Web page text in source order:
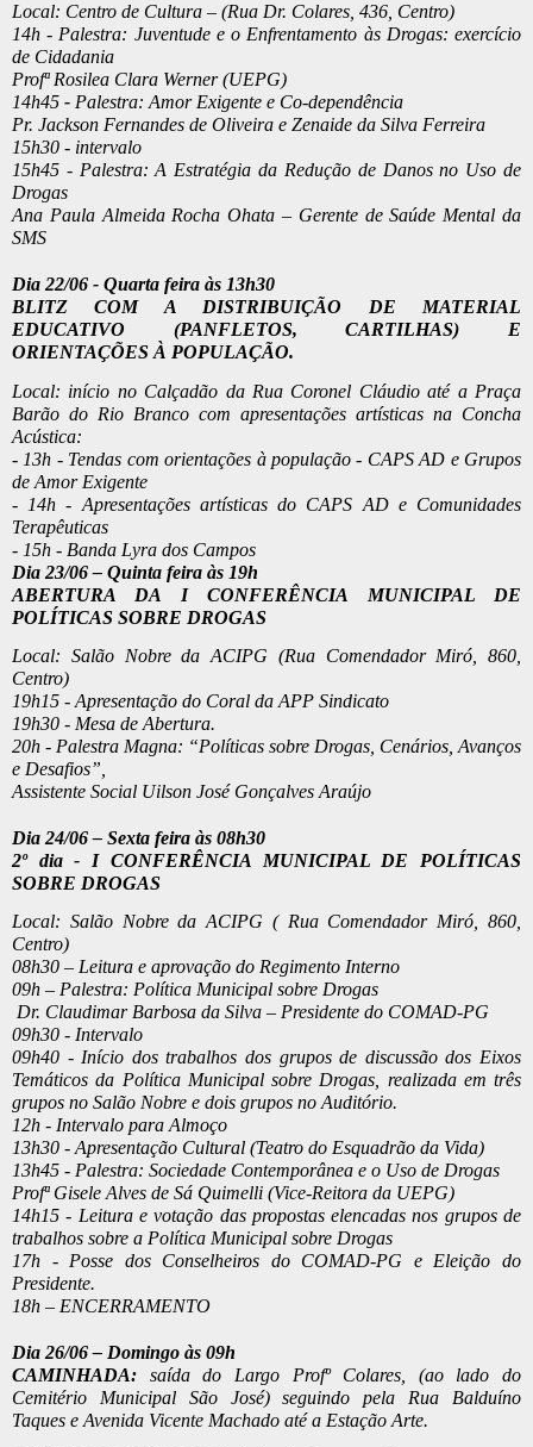
Local: Centro de Cultura – (Rua Dr. Colares, 436, Centro)
14h - Palestra: Juventude e o Enfrentamento às Drogas: exercício
de Cidadania
Profª Rosilea Clara Werner (UEPG)
14h45 - Palestra: Amor Exigente e Co-dependência
Pr. Jackson Fernandes de Oliveira e Zenaide da Silva Ferreira
15h30 - intervalo
15h45 - Palestra: A Estratégia da Redução de Danos no Uso de
Drogas
Ana Paula Almeida Rocha Ohata – Gerente de Saúde Mental da
SMS
Dia 22/06 - Quarta feira às 13h30
BLITZ COM A DISTRIBUIÇÃO DE MATERIAL
EDUCATIVO (PANFLETOS, CARTILHAS) E
ORIENTAÇÕES À POPULAÇÃO.
Local: início no Calçadão da Rua Coronel Cláudio até a Praça
Barão do Rio Branco com apresentações artísticas na Concha
Acústica:
- 13h - Tendas com orientações à população - CAPS AD e Grupos
de Amor Exigente
- 14h - Apresentações artísticas do CAPS AD e Comunidades
Terapêuticas
- 15h - Banda Lyra dos Campos
Dia 23/06 – Quinta feira às 19h
ABERTURA DA I CONFERÊNCIA MUNICIPAL DE
POLÍTICAS SOBRE DROGAS
Local: Salão Nobre da ACIPG (Rua Comendador Miró, 860,
Centro)
19h15 - Apresentação do Coral da APP Sindicato
19h30 - Mesa de Abertura.
20h - Palestra Magna: “Políticas sobre Drogas, Cenários, Avanços
e Desafios”,
Assistente Social Uilson José Gonçalves Araújo
Dia 24/06 – Sexta feira às 08h30
2º dia - I CONFERÊNCIA MUNICIPAL DE POLÍTICAS
SOBRE DROGAS
Local: Salão Nobre da ACIPG ( Rua Comendador Miró, 860,
Centro)
08h30 – Leitura e aprovação do Regimento Interno
09h – Palestra: Política Municipal sobre Drogas
Dr. Claudimar Barbosa da Silva – Presidente do COMAD-PG
09h30 - Intervalo
09h40 - Início dos trabalhos dos grupos de discussão dos Eixos
Temáticos da Política Municipal sobre Drogas, realizada em três
grupos no Salão Nobre e dois grupos no Auditório.
12h - Intervalo para Almoço
13h30 - Apresentação Cultural (Teatro do Esquadrão da Vida)
13h45 - Palestra: Sociedade Contemporânea e o Uso de Drogas
Profª Gisele Alves de Sá Quimelli (Vice-Reitora da UEPG)
14h15 - Leitura e votação das propostas elencadas nos grupos de
trabalhos sobre a Política Municipal sobre Drogas
17h - Posse dos Conselheiros do COMAD-PG e Eleição do
Presidente.
18h – ENCERRAMENTO
Dia 26/06 – Domingo às 09h
CAMINHADA: saída do Largo Profº Colares, (ao lado do
Cemitério Municipal São José) seguindo pela Rua Balduíno
Taques e Avenida Vicente Machado até a Estação Arte.